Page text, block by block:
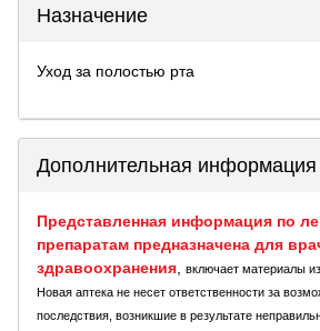
Назначение
Уход за полостью рта
Дополнительная информация
Представленная информация по
препаратам предназначена для
здравоохранения
включает материалы
Новая аптека не несет ответственности за
последствия, возникшие в результате